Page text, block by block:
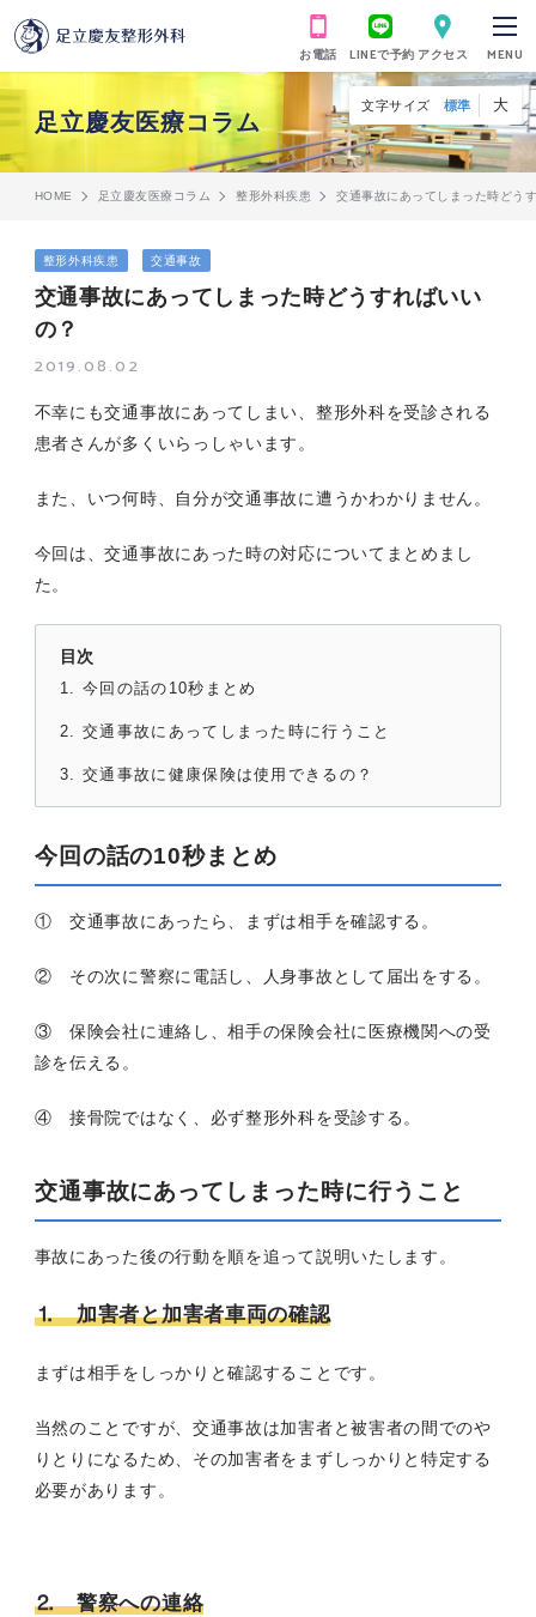
お電話 アクセス
LINEで予約 MENU
文字サイズ 標準 大
足立慶友医療コラム
HOME 足立慶友医療コラム 整形外科疾患 交通事故にあってしまった時どう
整形外科疾患 交通事故
交通事故にあってしまった時どうすればいい
の？
2019.08.02
不幸にも交通事故にあってしまい、整形外科を受診される
患者さんが多くいらっしゃいます。
また、いつ何時、自分が交通事故に遭うかわかりません。
今回は、交通事故にあった時の対応についてまとめまし
た。
目次
今回の話の10秒まとめ
交通事故にあってしまった時に行うこと
交通事故に健康保険は使用できるの？
今回の話の10秒まとめ
① 交通事故にあったら、まずは相手を確認する。
② その次に警察に電話し、人身事故として届出をする。
③ 保険会社に連絡し、相手の保険会社に医療機関への受
診を伝える。
④ 接骨院ではなく、必ず整形外科を受診する。
交通事故にあってしまった時に行うこと
事故にあった後の行動を順を追って説明いたします。
⒈ 加害者と加害者車両の確認
まずは相手をしっかりと確認することです。
当然のことですが、交通事故は加害者と被害者の間でのや
りとりになるため、その加害者をまずしっかりと特定する
必要があります。
⒉ 警察への連絡